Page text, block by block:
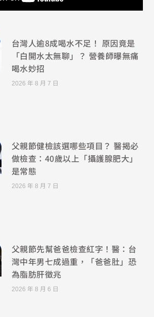
台灣人逾8成喝水不足！ 原因竟是
「白開水太無聊」？ 營養師曝無痛
喝水妙招
2026 年 8 月 7 日
父親節健檢該選哪些項目？ 醫揭必
做檢查：40歲以上「攝護腺肥大」
是常態
2026 年 8 月 7 日
父親節先幫爸爸檢查紅字！醫：台
灣中年男七成過重，「爸爸肚」恐
為脂肪肝徵兆
2026 年 8 月 6 日